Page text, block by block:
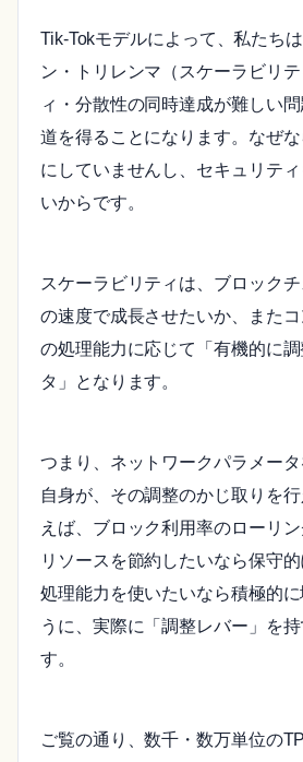
Tik-Tokモデルによって、私たち
ン・トリレンマ（スケーラビリ
ィ・分散性の同時達成が難しい
道を得ることになります。なぜ
にしていませんし、セキュリテ
いからです。
スケーラビリティは、ブロック
の速度で成長させたいか、また
の処理能力に応じて「有機的に
タ」となります。
つまり、ネットワークパラメー
自身が、その調整のかじ取りを
えば、ブロック利用率のローリン
リソースを節約したいなら保守
処理能力を使いたいなら積極的
うに、実際に「調整レバー」を
す。
ご覧の通り、数千・数万単位の